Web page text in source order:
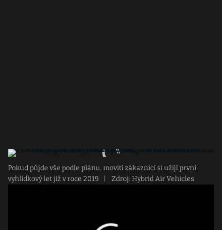
Pokud půjde vše podle plánu, movití zákazníci si užijí první
vyhlídkový let již v roce 2019.
Zdroj: Hybrid Air Vehicles